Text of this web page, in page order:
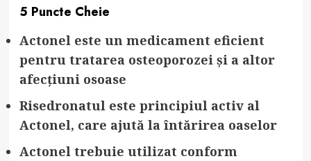
5 Puncte Cheie
Actonel este un medicament eficient
pentru tratarea osteoporozei și a altor
afecțiuni osoase
Risedronatul este principiul activ al
Actonel, care ajută la întărirea oaselor
Actonel trebuie utilizat conform